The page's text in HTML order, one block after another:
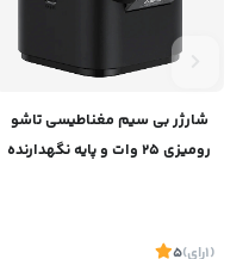
شارژر بی سیم مغناطیسی تاشو
رومیزی 25 وات و پایه نگهدارنده
Wireless Charger 25W BS-
(1 رای)
5